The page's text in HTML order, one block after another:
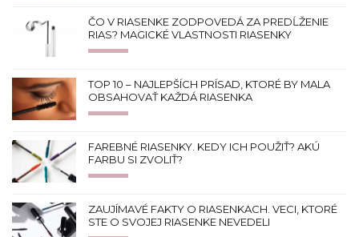
ČO V RIASENKE ZODPOVEDÁ ZA PREDĹŽENIE
RIAS? MAGICKÉ VLASTNOSTI RIASENKY
TOP 10 – NAJLEPŠÍCH PRÍSAD, KTORÉ BY MALA
OBSAHOVAŤ KAŽDÁ RIASENKA
FAREBNÉ RIASENKY. KEDY ICH POUŽIŤ? AKÚ
FARBU SI ZVOLIŤ?
ZAUJÍMAVÉ FAKTY O RIASENKACH. VECI, KTORÉ
STE O SVOJEJ RIASENKE NEVEDELI